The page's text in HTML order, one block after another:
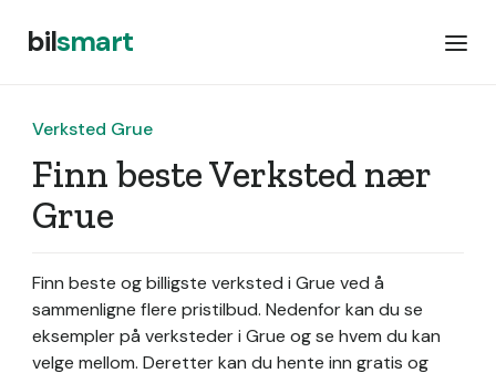
bilsmart
Verksted Grue
Finn beste Verksted nær
Grue
Finn beste og billigste verksted i Grue ved å
sammenligne flere pristilbud. Nedenfor kan du se
eksempler på verksteder i Grue og se hvem du kan
velge mellom. Deretter kan du hente inn gratis og